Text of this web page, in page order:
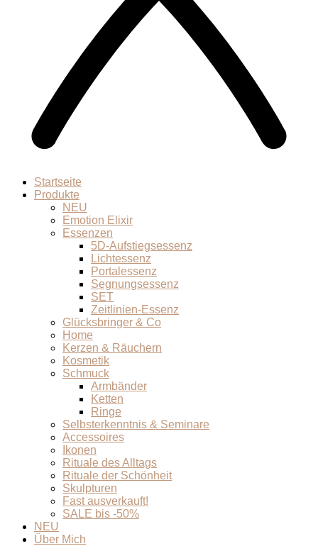
Startseite
Produkte
NEU
Emotion Elixir
Essenzen
5D-Aufstiegsessenz
Lichtessenz
Portalessenz
Segnungsessenz
SET
Zeitlinien-Essenz
Glücksbringer & Co
Home
Kerzen & Räuchern
Kosmetik
Schmuck
Armbänder
Ketten
Ringe
Selbsterkenntnis & Seminare
Accessoires
Ikonen
Rituale des Alltags
Rituale der Schönheit
Skulpturen
Fast ausverkauft!
SALE bis -50%
NEU
Über Mich